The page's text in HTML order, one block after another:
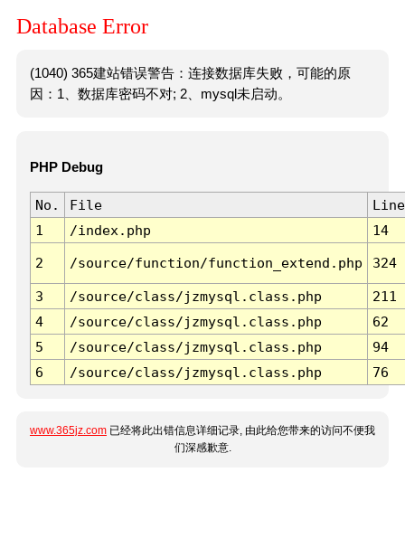
Database Error
(1040) 365建站错误警告：连接数据库失败，可能的原
因：1、数据库密码不对; 2、mysql未启动。
PHP Debug
No. File
Line
1
/index.php 14
2 /source/function/function_extend.php 324
3 /source/class/jzmysql.class.php
211
4
/source/class/jzmysql.class.php
62
5
/source/class/jzmysql.class.php
94
6
/source/class/jzmysql.class.php 76
www.365jz.com 已经将此出错信息详细记录, 由此给您带来的访问不便我
们深感歉意.